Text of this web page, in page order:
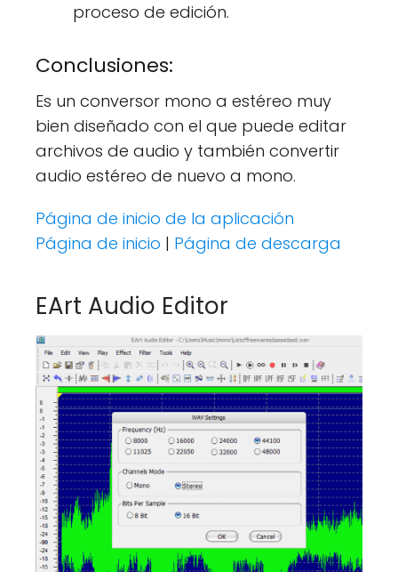
proceso de edición.
Conclusiones:
Es un conversor mono a estéreo muy
bien diseñado con el que puede editar
archivos de audio y también convertir
audio estéreo de nuevo a mono.
Página de inicio de la aplicación
Página de inicio | Página de descarga
EArt Audio Editor